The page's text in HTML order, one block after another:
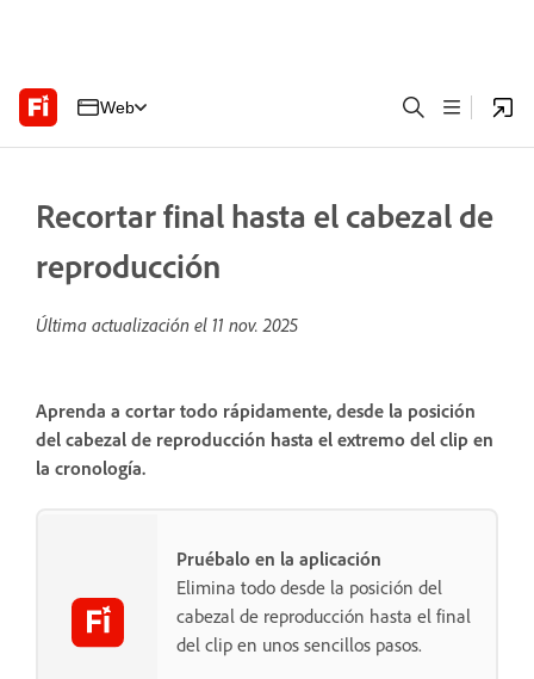
Web
Recortar final hasta el cabezal de
reproducción
Última actualización el 11 nov. 2025
Aprenda a cortar todo rápidamente, desde la posición
del cabezal de reproducción hasta el extremo del clip en
la cronología.
Pruébalo en la aplicación
Elimina todo desde la posición del
cabezal de reproducción hasta el final
del clip en unos sencillos pasos.